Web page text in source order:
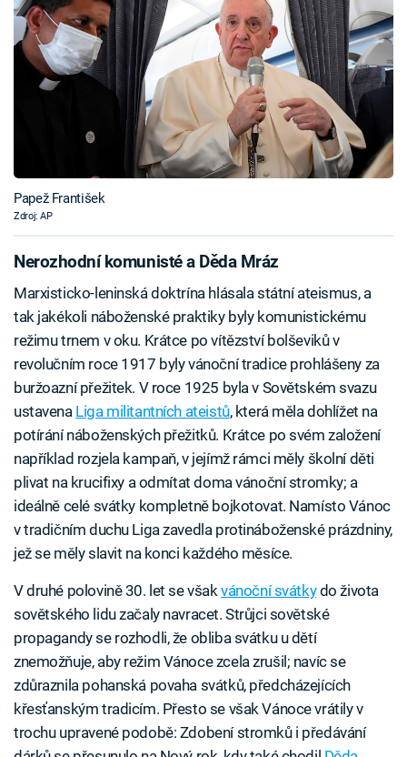
Papež František
Zdroj: AP
Nerozhodní komunisté a Děda Mráz
Marxisticko-leninská doktrína hlásala státní ateismus, a
tak jakékoli náboženské praktiky byly komunistickému
režimu trnem v oku. Krátce po vítězství bolševiků v
revolučním roce 1917 byly vánoční tradice prohlášeny za
buržoazní přežitek. V roce 1925 byla v Sovětském svazu
ustavena Liga militantních ateistů, která měla dohlížet na
potírání náboženských přežitků. Krátce po svém založení
například rozjela kampaň, v jejímž rámci měly školní děti
plivat na krucifixy a odmítat doma vánoční stromky; a
ideálně celé svátky kompletně bojkotovat. Namísto Vánoc
v tradičním duchu Liga zavedla protináboženské prázdniny,
jež se měly slavit na konci každého měsíce.
V druhé polovině 30. let se všakvánoční svátkydo života
sovětského lidu začaly navracet. Strůjci sovětské
propagandy se rozhodli, že obliba svátku u dětí
znemožňuje, aby režim Vánoce zcela zrušil; navíc se
zdůraznila pohanská povaha svátků, předcházejících
křesťanským tradicím. Přesto se však Vánoce vrátily v
trochu upravené podobě: Zdobení stromků i předávání